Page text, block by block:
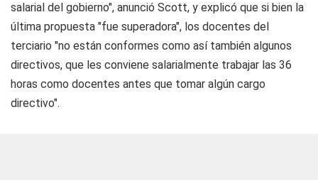
salarial del gobierno", anunció Scott, y explicó que si bien la
última propuesta "fue superadora", los docentes del
terciario "no están conformes como así también algunos
directivos, que les conviene salarialmente trabajar las 36
horas como docentes antes que tomar algún cargo
directivo".